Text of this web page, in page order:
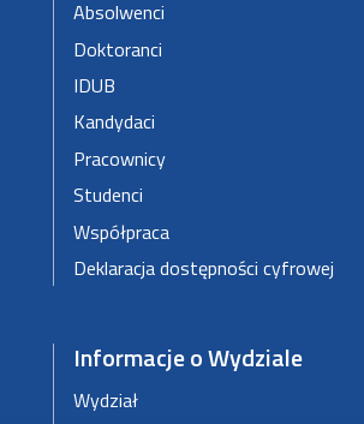
Absolwenci
Doktoranci
IDUB
Kandydaci
Pracownicy
Studenci
Współpraca
Deklaracja dostępności cyfrowej
Informacje o Wydziale
Wydział